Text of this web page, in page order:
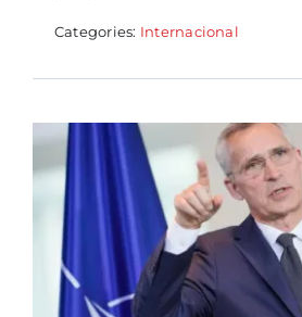
Categories: Internacional